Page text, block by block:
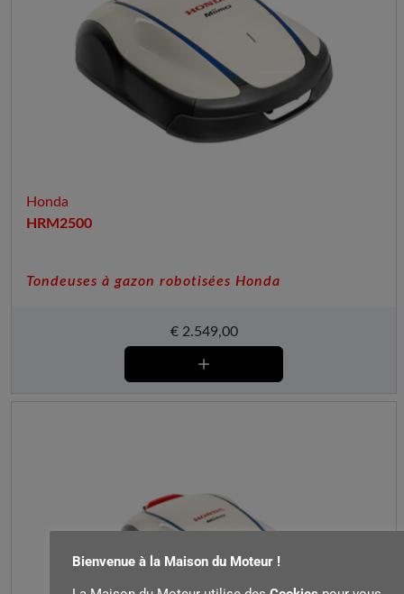
Honda
HRM2500
Tondeuses à gazon robotisées Honda
€2.549,00
Bienvenue à la Maison du Moteur !